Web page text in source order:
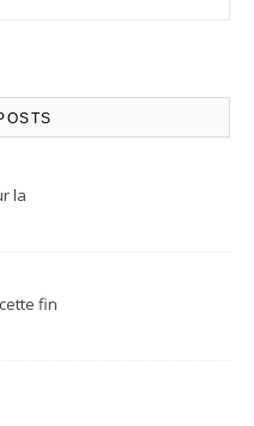
la
fin